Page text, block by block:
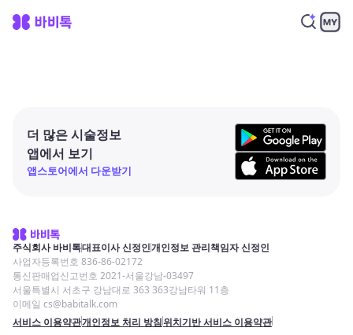
더 많은 시술정보
앱에서 보기
앱스토어에서 다운받기
주식회사 바비톡대표이사 신정인개인정보 관리책임자 신정인
사업자등록번호 836-86-02172
통신판매업신고번호 2021-서울강남-03497
서울특별시 서초구 강남대로 363 363강남타워 11층
이메일 cs@babitalk.com
서비스 이용약관개인정보 처리 방침위치기반 서비스 이용약관